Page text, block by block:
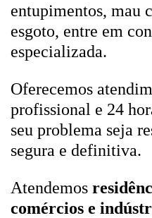
entupimentos, mau
esgoto, entre em
especializada.
Oferecemos
profissional e 24
seu problema seja
segura e definitiva.
Atendemos
comércios e